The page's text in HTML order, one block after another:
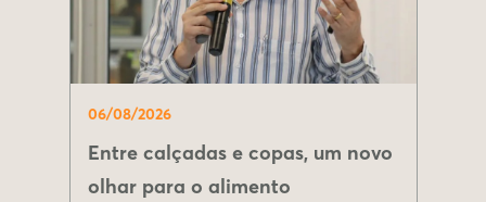
06/08/2026
Entre calçadas e copas, um novo
olhar para o alimento